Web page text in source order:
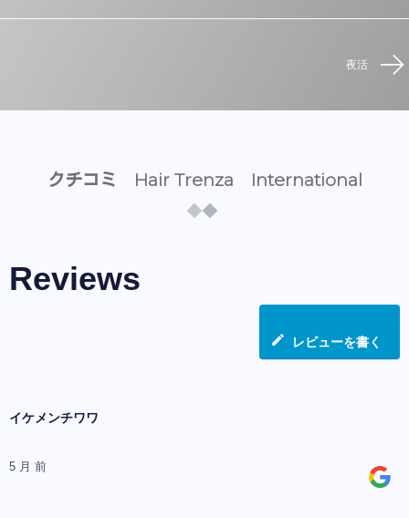
夜活
クチコミ Hair Trenza International
Reviews
レビューを書く
イケメンチワワ
5 月 前